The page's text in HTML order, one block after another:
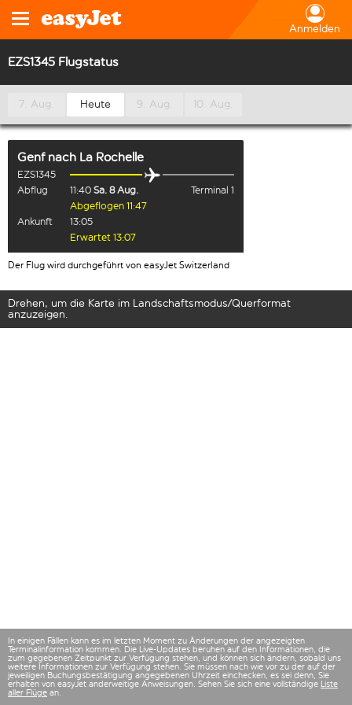
Anmelden
EZS1345 Flugstatus
7. Aug. Heute 9. Aug. 10. Aug.
Genf nach La Rochelle
EZS1345
Abflug
11:40 Sa. 8 Aug.
Terminal 1
Abgeflogen 11:47
Ankunft
13:05
Erwartet 13:07
Der Flug wird durchgeführt von easyJet Switzerland
Drehen, um die Karte im Landschaftsmodus/Querformat
anzuzeigen.
In einigen Fällen kann es im letzten Moment zu Änderungen der angezeigten
Terminalinformation kommen. Die Live-Updates beruhen auf den Informationen, die
zum gegebenen Zeitpunkt zur Verfügung stehen, und können sich ändern, sobald uns
weitere Informationen zur Verfügung stehen. Sie müssen nach wie vor zu der auf der
jeweiligen Buchungsbestätigung angegebenen Uhrzeit einchecken, es sei denn, Sie
erhalten von easyJet anderweitige Anweisungen. Sehen Sie sich eine vollständige Liste
aller Flüge an.